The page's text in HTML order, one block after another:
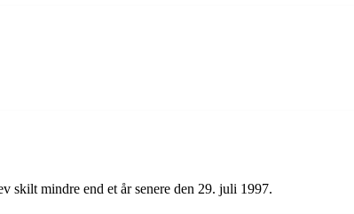
skilt mindre end et år senere den 29. juli 1997.